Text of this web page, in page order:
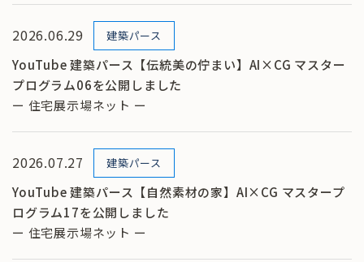
2026.06.29 建築パース
YouTube 建築パース【伝統美の佇まい】AI×CG マスター
プログラム06を公開しました
ー 住宅展示場ネット ー
2026.07.27 建築パース
YouTube 建築パース【自然素材の家】AI×CG マスタープ
ログラム17を公開しました
ー 住宅展示場ネット ー